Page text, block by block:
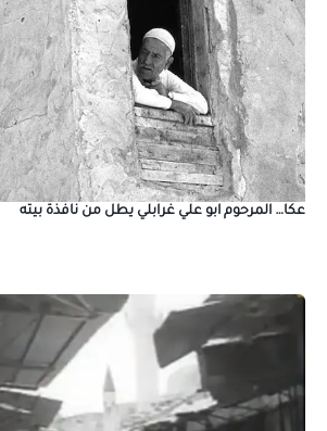
عكا… المرحوم ابو علي غرابلي يطل من نافذة بيته